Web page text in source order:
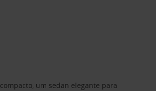
um sedan elegante para